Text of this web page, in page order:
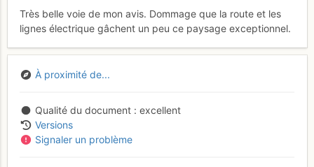
Très belle voie de mon avis. Dommage que la route et les
lignes électrique gâchent un peu ce paysage exceptionnel.
À proximité de...
Qualité du document
excellent
Versions
Signaler un problème